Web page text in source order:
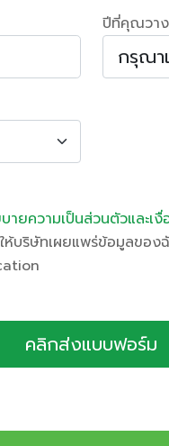
ปีที่คุณวาง
ายความเป็นส่วนตัวและเ
บริษัทเผยแพร่ข้อมูลของ
คลิกส่งแบบฟอร์ม